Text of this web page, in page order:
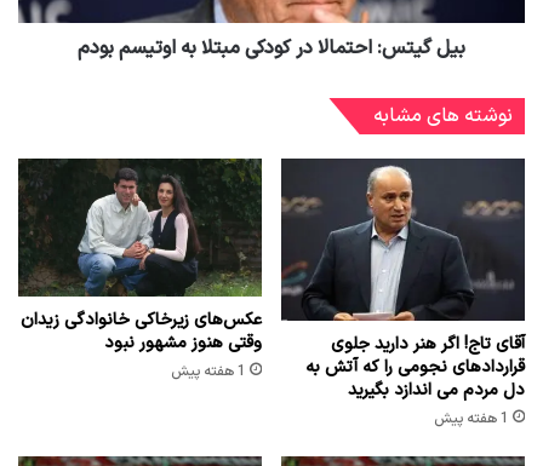
بیل گیتس: احتمالا در کودکی مبتلا به اوتیسم بودم
نوشته های مشابه
آقای تاج! اگر هنر دارید جلوی
قراردادهای نجومی را که آتش به
دل مردم می اندازد بگیرید
1 هفته پیش
عکس‌های زیرخاکی خانوادگی زیدان
وقتی هنوز مشهور نبود
1 هفته پیش